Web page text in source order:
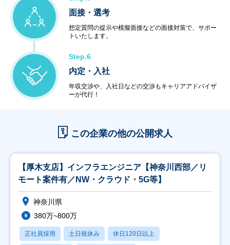
面接・選考
想定質問の提示や模擬面接などの面接対策で、サポー
トいたします。
Step.6
内定・入社
年収交渉や、入社日などの交渉もキャリアアドバイザ
ーが代行！
この企業の他の公開求人
【厚木支店】インフラエンジニア【神奈川西部／リ
モート案件有／NW・クラウド・5G等】
神奈川県
380万~800万
正社員採用 土日祝休み 休日120日以上